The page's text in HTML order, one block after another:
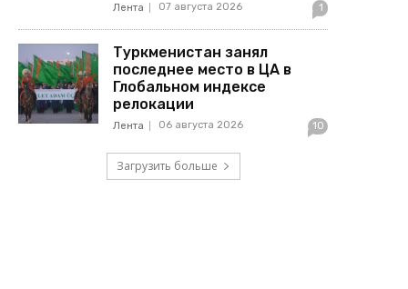
Лента 07 августа 2026 1
Туркменистан занял
последнее место в ЦА в
Глобальном индексе
релокации
Лента 06 августа 2026 10
Загрузить больше